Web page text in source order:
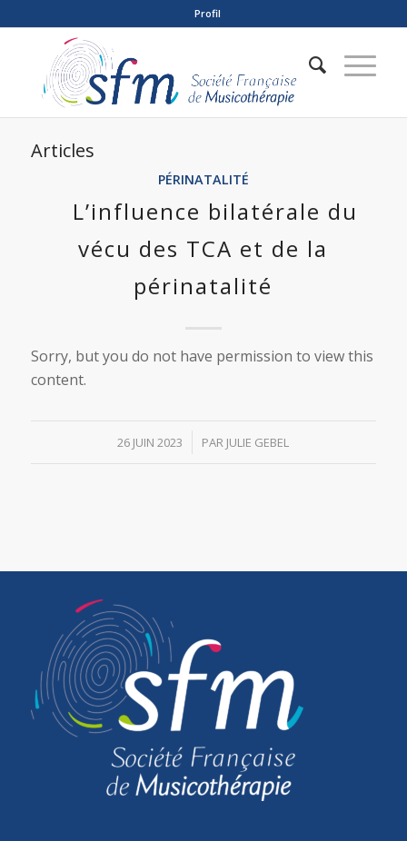
Profil
Articles
PÉRINATALITÉ
L’influence bilatérale du
vécu des TCA et de la
périnatalité
Sorry, but you do not have permission to view this
content.
26 JUIN 2023
/ PAR JULIE GEBEL